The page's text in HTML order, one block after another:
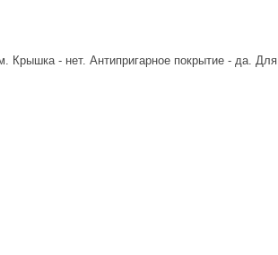
Крышка - нет. Антипригарное покрытие - да. Для